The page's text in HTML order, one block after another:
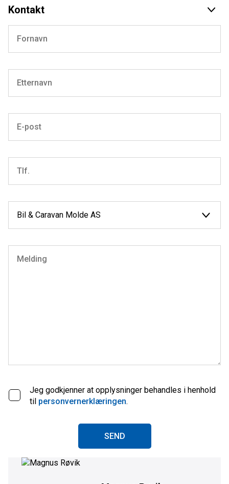
Kontakt
Jeg godkjenner at opplysninger behandles i henhold
til personvernerklæringen.
SEND